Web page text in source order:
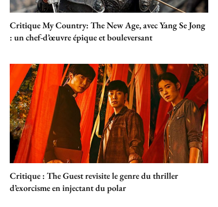
Critique My Country: The New Age, avec Yang Se Jong
: un chef-d’œuvre épique et bouleversant
Critique : The Guest revisite le genre du thriller
d’exorcisme en injectant du polar